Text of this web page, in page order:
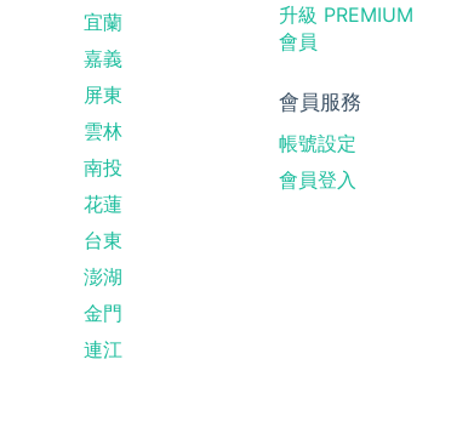
宜蘭
嘉義
屏東
雲林
南投
花蓮
台東
澎湖
金門
連江
升級 PREMIUM
會員
會員服務
帳號設定
會員登入